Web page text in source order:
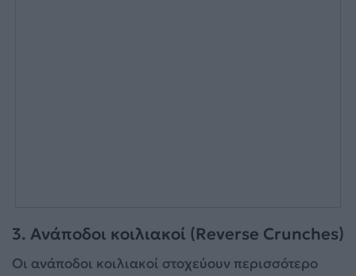
3. Ανάποδοι κοιλιακοί (Reverse Crunches)
Οι ανάποδοι κοιλιακοί στοχεύουν περισσότερο